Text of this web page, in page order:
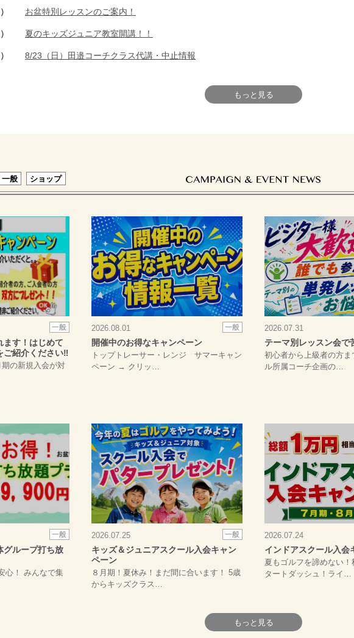
お盆特別レッスンのご案内！
夏のキッズジュニア教室開講！！
8/23（日）田邉コーチクラス代講・中止情報
もっと見る
一般 ショップ
一般
ます！はじめて
ご紹介ください‼
の新規入会が対
一般
2026.08.01
開催中のお得なキャンペーン
トップトレーサー・レンジ サマーキャン
ペーン → クリッ…
2026.07.31
テーマ別レッスン会で
初心者から上級者の方
ル所属コーチ企画の…
一般
グループ打ち放
心！ みんなで集
一般
2026.07.25
キッズ＆ジュニアスクール入会キャン
ペーン
８月期！夏休み！まだ間に合います！ 5歳
からキッズクラス…
2026.07.24
インドアスクール入会
夏もゴルフを諦めない！
タートダッシュ！ライ…
もっと見る